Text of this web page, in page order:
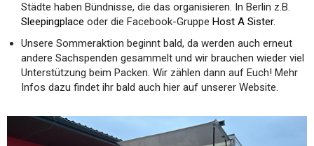
Städte haben Bündnisse, die das organisieren. In Berlin z.B.
Sleepingplace oder die Facebook-Gruppe Host A Sister.
Unsere Sommeraktion beginnt bald, da werden auch erneut
andere Sachspenden gesammelt und wir brauchen wieder viel
Unterstützung beim Packen. Wir zählen dann auf Euch! Mehr
Infos dazu findet ihr bald auch hier auf unserer Website.